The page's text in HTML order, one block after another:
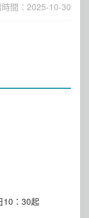
間：2025-10-30
10：30起